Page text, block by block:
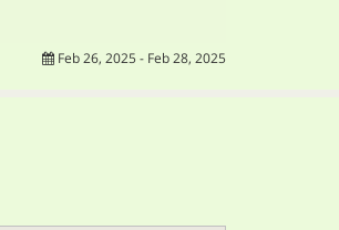
Feb 26, 2025 - Feb 28, 2025